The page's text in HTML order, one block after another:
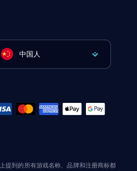
中国人
提到的所有游戏名称、品牌和注册商标都